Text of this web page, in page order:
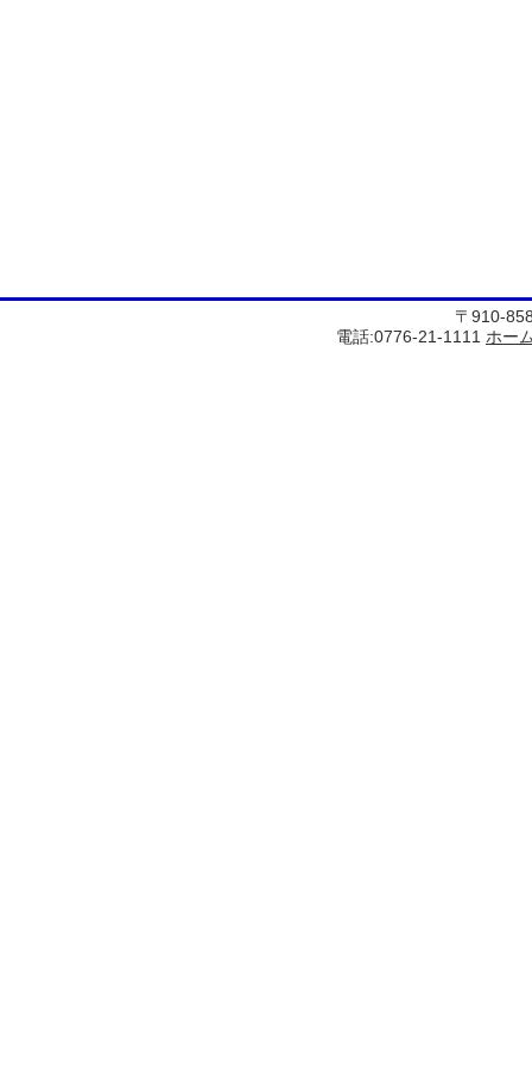
〒910-
電話:0776-21-1111 ホー